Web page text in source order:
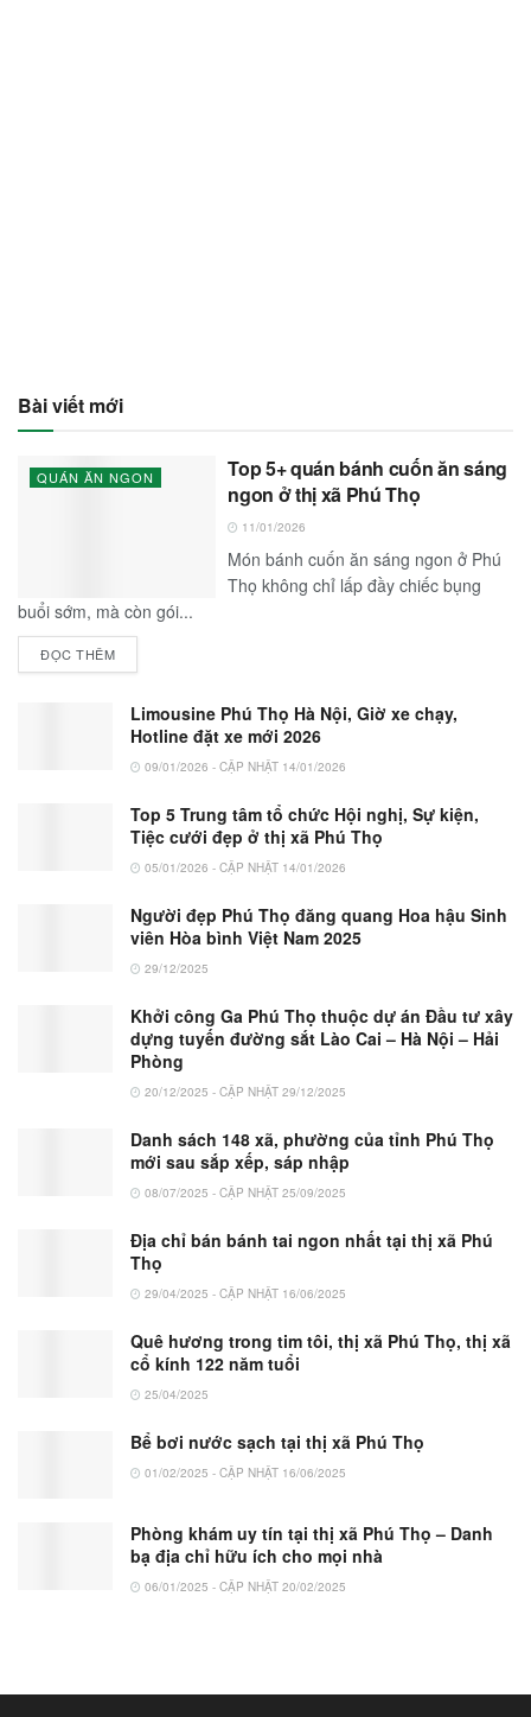
Bài viết mới
QUÁN ĂN NGON
Top 5+ quán bánh cuốn ăn sáng
ngon ở thị xã Phú Thọ
11/01/2026
Món bánh cuốn ăn sáng ngon ở Phú
Thọ không chỉ lấp đầy chiếc bụng
buổi sớm, mà còn gói...
ĐỌC THÊM
Limousine Phú Thọ Hà Nội, Giờ xe chạy,
Hotline đặt xe mới 2026
09/01/2026 - CẬP NHẬT 14/01/2026
Top 5 Trung tâm tổ chức Hội nghị, Sự kiện,
Tiệc cưới đẹp ở thị xã Phú Thọ
05/01/2026 - CẬP NHẬT 14/01/2026
Người đẹp Phú Thọ đăng quang Hoa hậu Sinh
viên Hòa bình Việt Nam 2025
29/12/2025
Khởi công Ga Phú Thọ thuộc dự án Đầu tư xây
dựng tuyến đường sắt Lào Cai – Hà Nội – Hải
Phòng
20/12/2025 - CẬP NHẬT 29/12/2025
Danh sách 148 xã, phường của tỉnh Phú Thọ
mới sau sắp xếp, sáp nhập
08/07/2025 - CẬP NHẬT 25/09/2025
Địa chỉ bán bánh tai ngon nhất tại thị xã Phú
Thọ
29/04/2025 - CẬP NHẬT 16/06/2025
Quê hương trong tim tôi, thị xã Phú Thọ, thị xã
cổ kính 122 năm tuổi
25/04/2025
Bể bơi nước sạch tại thị xã Phú Thọ
01/02/2025 - CẬP NHẬT 16/06/2025
Phòng khám uy tín tại thị xã Phú Thọ – Danh
bạ địa chỉ hữu ích cho mọi nhà
06/01/2025 - CẬP NHẬT 20/02/2025